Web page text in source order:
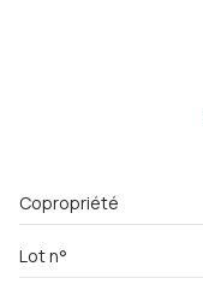
Copropriété
Lot n°